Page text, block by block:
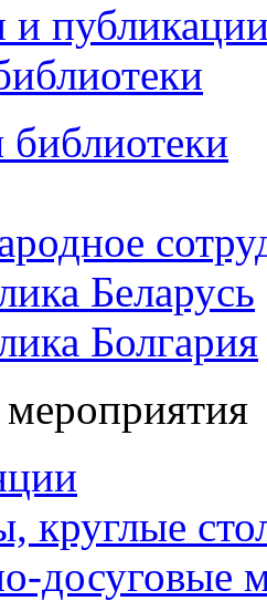
и
Беларусь
Болгария
круглые
досуговые